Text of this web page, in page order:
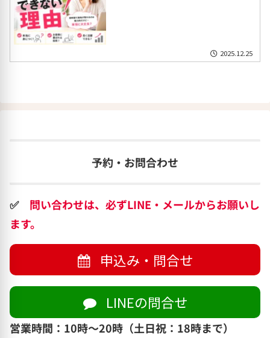
2025.12.25
予約・お問合わせ
✅ 問い合わせは、必ずLINE・メールからお願いし
ます。
申込み・問合せ
LINEの問合せ
営業時間：10時～20時（土日祝：18時まで）